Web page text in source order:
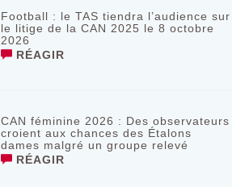
Football : le TAS tiendra l’audience sur
le litige de la CAN 2025 le 8 octobre
2026
RÉAGIR
CAN féminine 2026 : Des observateurs
croient aux chances des Étalons
dames malgré un groupe relevé
RÉAGIR